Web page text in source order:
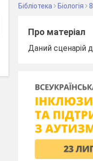
Бібліотека Біологія
Про матеріал
Даний сценарій